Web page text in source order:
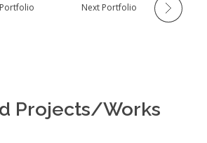
Next Portfolio
Projects/Works